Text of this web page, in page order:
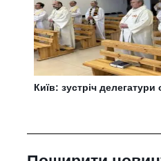
Київ: зустріч делегатури